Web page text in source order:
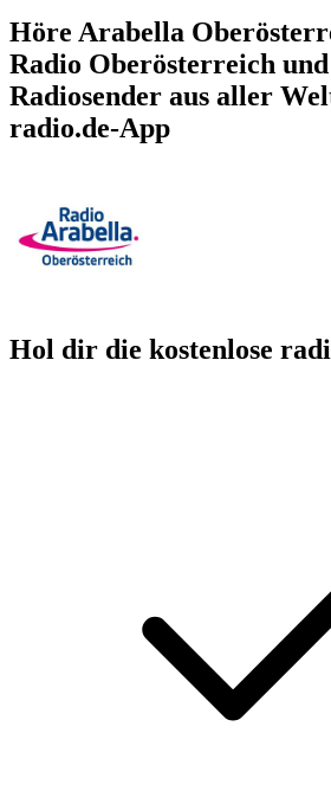
Höre Arabella
Radio Oberösterreich
Radiosender aus aller
radio.de-App
Hol dir die kostenlose